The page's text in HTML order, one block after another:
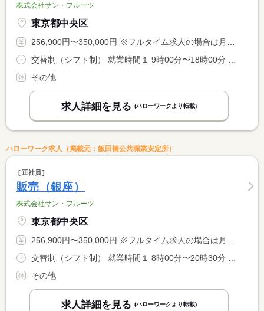
株式会社サン・フルーツ
東京都中央区
256,900円〜350,000円 ※フルタイム求人の場合は月額（換算額）、パート求人の場合は時間額を表示しています。
交替制（シフト制） 就業時間１ 9時00分〜18時00分 又は 8時00分〜21時30分の時間の間の8時間 就業時間に関する特記事項 ※店舗によって、就業時間・休憩時間等が変わります。
その他
求人詳細を見る (ハローワークより転載)
ハローワーク求人（掲載元：飯田橋公共職業安定所）
正社員
販売（銀座）
株式会社サン・フルーツ
東京都中央区
256,900円〜350,000円 ※フルタイム求人の場合は月額（換算額）、パート求人の場合は時間額を表示しています。
交替制（シフト制） 就業時間１ 8時00分〜20時30分 就業時間に関する特記事項 （１）の間の実働８時間
その他
求人詳細を見る (ハローワークより転載)